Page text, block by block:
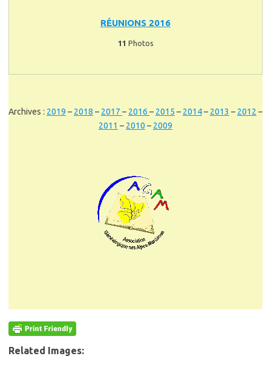
RÉUNIONS 2016
11 Photos
Archives : 2019 – 2018 – 2017 – 2016 – 2015 – 2014– 2013 – 2012 –
2011 – 2010 – 2009
Related Images: